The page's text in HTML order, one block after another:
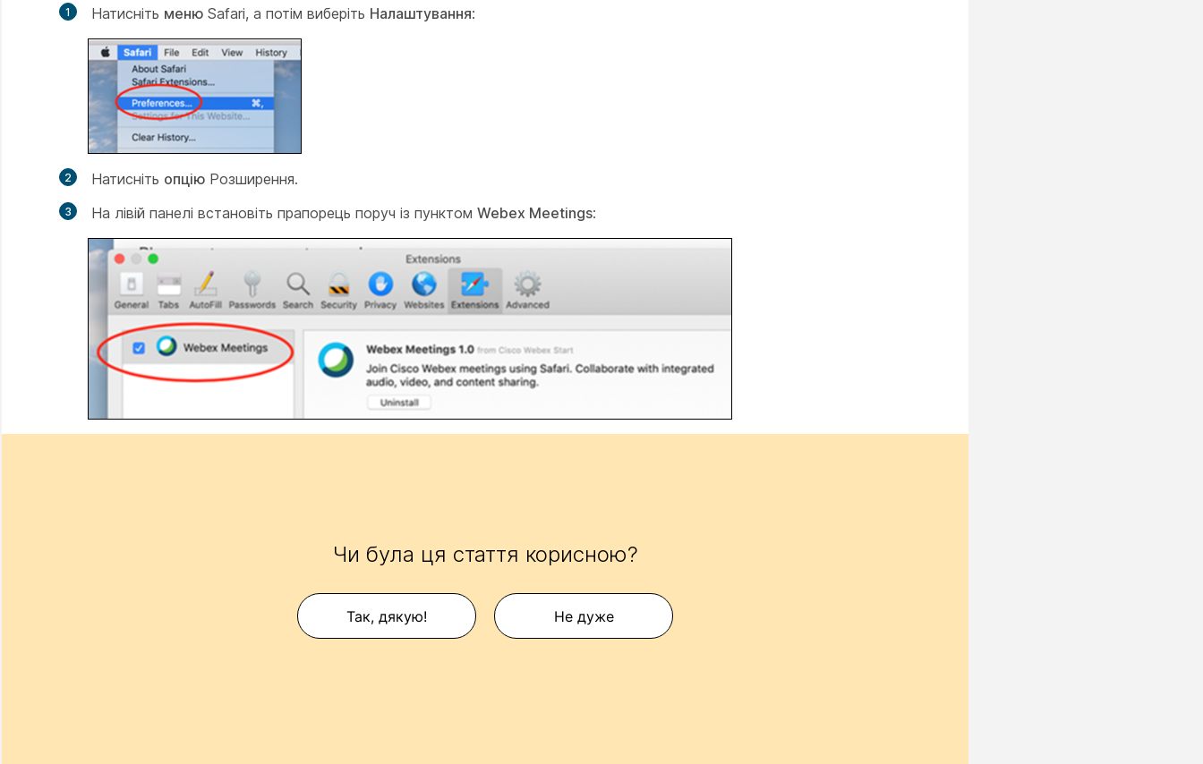
Натисніть меню Safari, а потім виберіть Налаштування:
Натисніть опцію Розширення.
На лівій панелі встановіть прапорець поруч із пунктом Webex Meetings:
Чи була ця стаття корисною?
Так, дякую! Не дуже